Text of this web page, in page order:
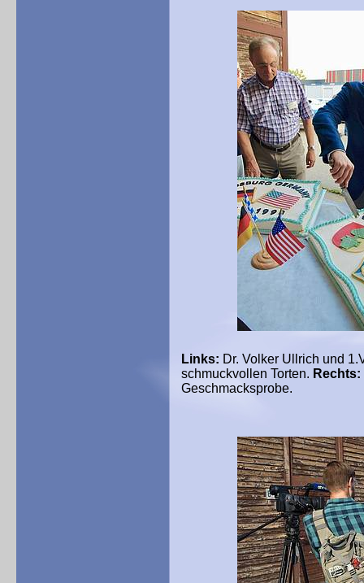
Links: Dr. Volker Ullrich und
schmuckvollen Torten. Rechts:
Geschmacksprobe.